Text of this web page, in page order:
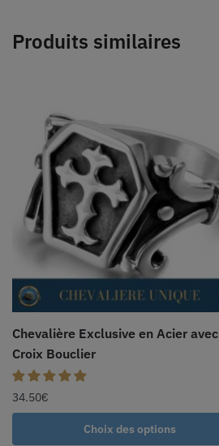
Produits similaires
Chevalière Exclusive en Acier avec
Croix Bouclier
34.50€
Choix des options